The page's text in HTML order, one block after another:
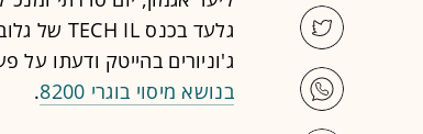
ג'וניורים בהייטק ודעתו
בנושא מיסוי בוגרי 8200
.